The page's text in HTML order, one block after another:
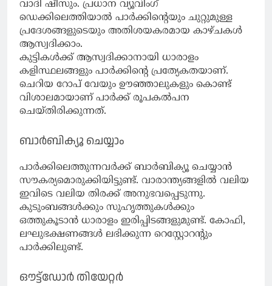
വാദി ഷീസും. പ്രധാന വ്യൂവിംഗ്
ഡെക്കിലെത്തിയാല്‍ പാർക്കിന്റെയും ചുറ്റുമുള്ള
പ്രദേശങ്ങളുടെയും അതിശയകരമായ കാഴ്ചകൾ
ആസ്വദിക്കാം.
കുട്ടികള്‍ക്ക് ആസ്വദിക്കാനായി ധാരാളം
കളിസ്ഥലങ്ങളും പാര്‍ക്കിന്റെ പ്രത്യേകതയാണ്.
ചെറിയ റോപ് വേയും ഊഞ്ഞാലുകളും കൊണ്ട്
വിശാലമായാണ് പാർക്ക് രൂപകൽപന
ചെയ്തിരിക്കുന്നത്.
ബാർബിക്യൂ ചെയ്യാം
പാർക്കിലെത്തുന്നവര്‍ക്ക് ബാർബിക്യൂ ചെയ്യാന്‍
സൗകര്യമൊരുക്കിയിട്ടുണ്ട്. വാരാന്ത്യങ്ങളിൽ വലിയ
ഇവിടെ വലിയ തിരക്ക് അനുഭവപ്പെടുന്നു.
കുടുംബങ്ങള്‍‌ക്കും സുഹൃത്തുകള്‍ക്കും
ഒത്തുകൂടാന്‍ ധാരാളം ഇരിപ്പിടങ്ങളുമുണ്ട്. കോഫി,
ലഘുഭക്ഷണങ്ങൾ ലഭിക്കുന്ന റെസ്റ്റോറന്റും
പാര്‍ക്കിലുണ്ട്.
ഔട്ട്‌ഡോർ തിയേറ്റര്‍